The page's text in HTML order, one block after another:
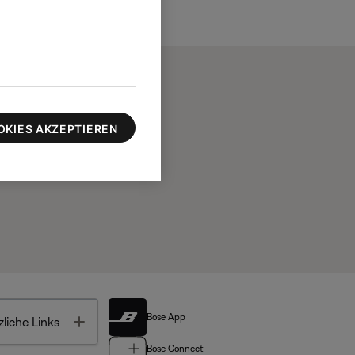
Links Toggle Bose App
Bose Connect
AKZEPTIEREN